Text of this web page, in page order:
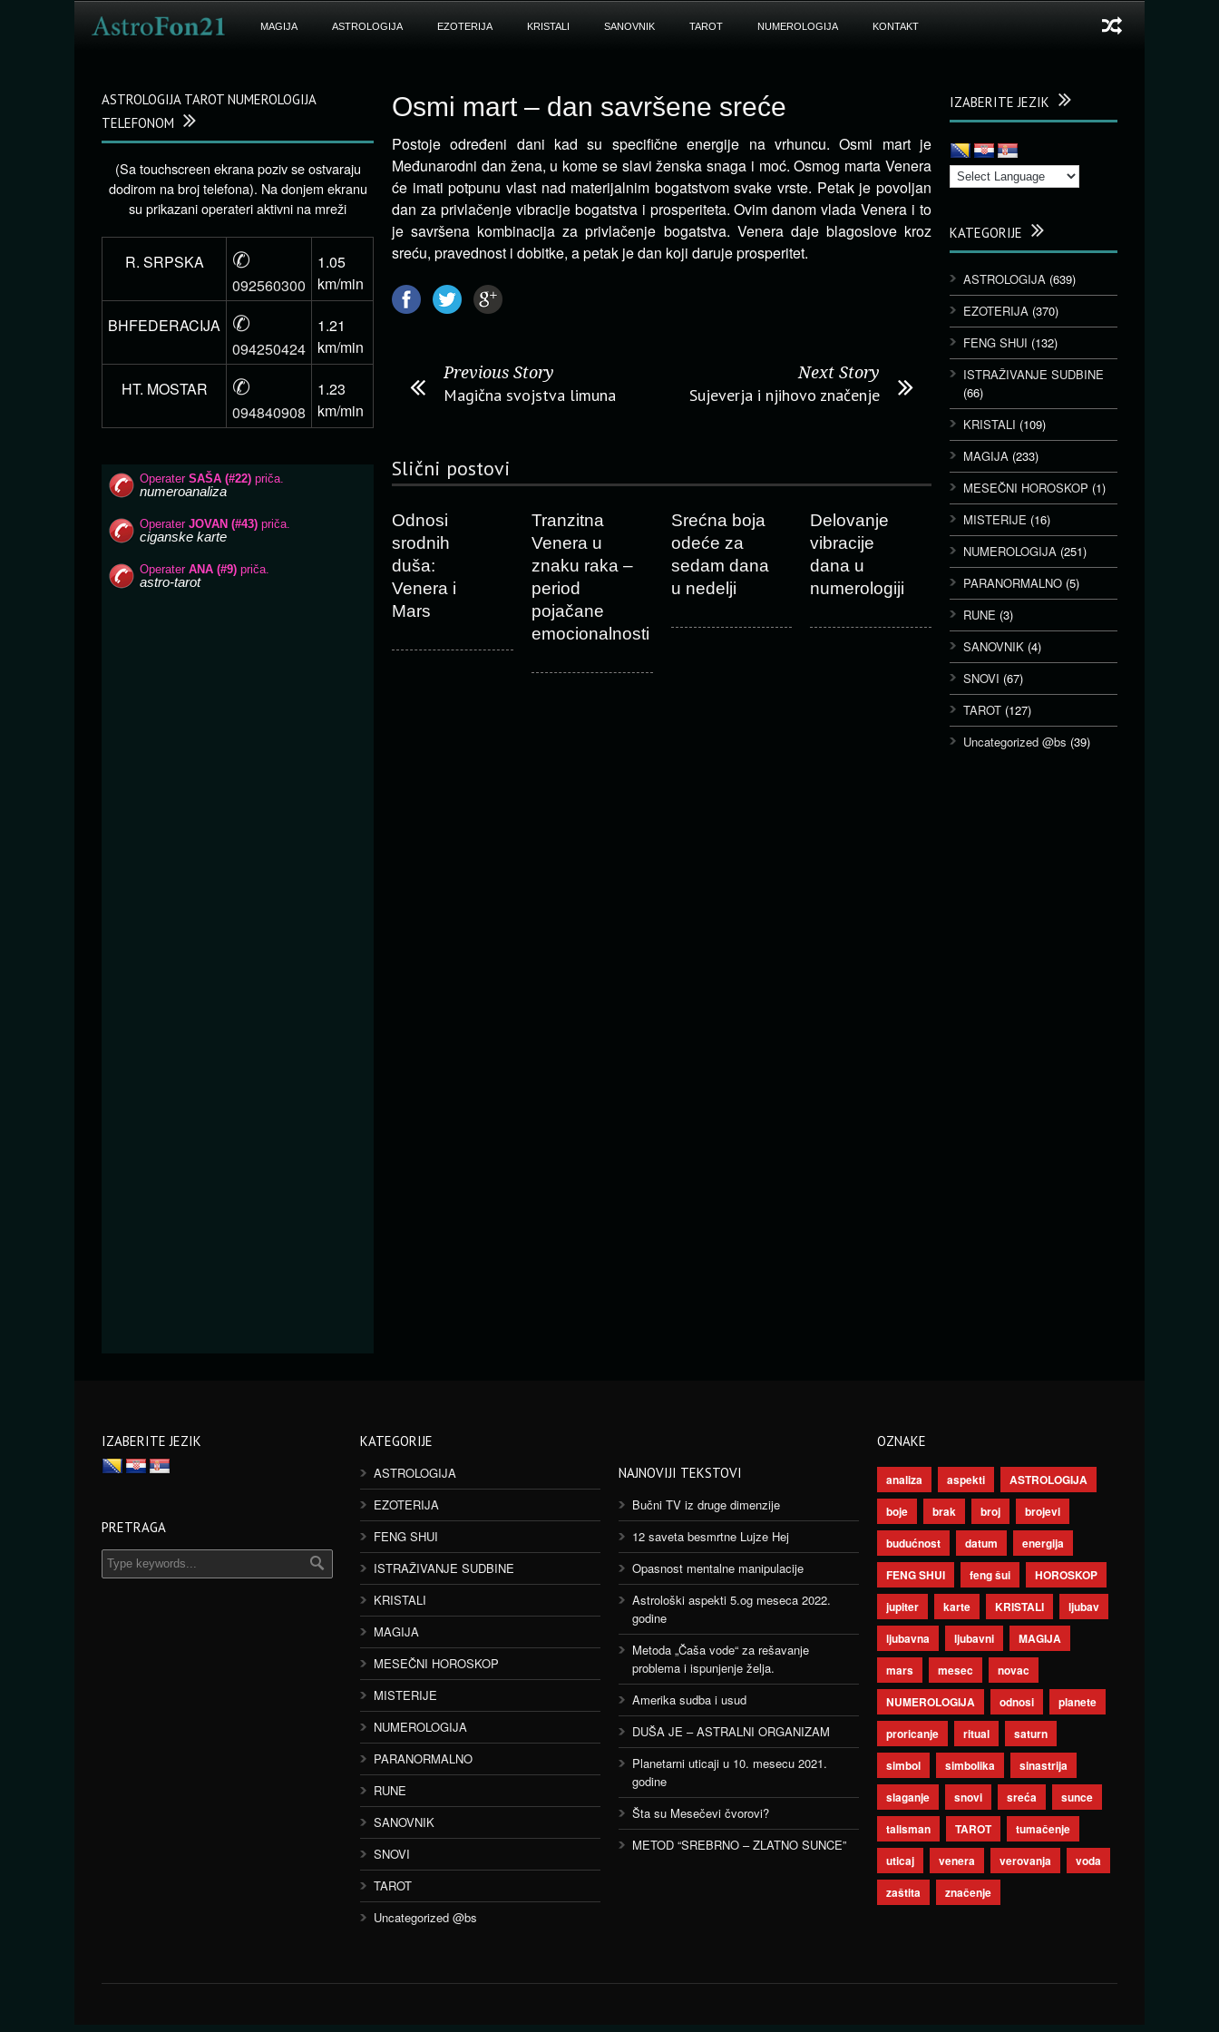
MAGIJA ASTROLOGIJA EZOTERIJA KRISTALI SANOVNIK TAROT NUMEROLOGIJA KONTAKT
Osmi mart – dan savršene sreće
Postoje određeni dani kad su specifične energije na vrhuncu. Osmi mart je
Međunarodni dan žena, u kome se slavi ženska snaga i moć. Osmog marta Venera
će imati potpunu vlast nad materijalnim bogatstvom svake vrste. Petak je povoljan
dan za privlačenje vibracije bogatstva i prosperiteta. Ovim danom vlada Venera i to
je savršena kombinacija za privlačenje bogatstva. Venera daje blagoslove kroz
sreću, pravednost i dobitke, a petak je dan koji daruje prosperitet.
Previous Story
Magična svojstva limuna
Next Story
Sujeverja i njihovo značenje
Slični postovi
Odnosi
srodnih
duša:
Venera i
Mars
Tranzitna
Venera u
znaku raka –
period
pojačane
emocionalnosti
Srećna boja
odeće za
sedam dana
u nedelji
Delovanje
vibracije
dana u
numerologiji
IZABERITE JEZIK
KATEGORIJE
ASTROLOGIJA (639)
EZOTERIJA (370)
FENG SHUI (132)
ISTRAŽIVANJE SUDBINE
(66)
KRISTALI (109)
MAGIJA (233)
MESEČNI HOROSKOP (1)
MISTERIJE (16)
NUMEROLOGIJA (251)
PARANORMALNO (5)
RUNE (3)
SANOVNIK (4)
SNOVI (67)
TAROT (127)
Uncategorized @bs (39)
ASTROLOGIJA TAROT NUMEROLOGIJA
TELEFONOM
(Sa touchscreen ekrana poziv se ostvaraju
dodirom na broj telefona). Na donjem ekranu
su prikazani operateri aktivni na mreži
R. SRPSKA ✆
092560300
1.05
km/min
BHFEDERACIJA
✆
094250424
1.21
km/min
HT. MOSTAR
✆
094840908
1.23
km/min
IZABERITE JEZIK
PRETRAGA
KATEGORIJE
ASTROLOGIJA
EZOTERIJA
FENG SHUI
ISTRAŽIVANJE SUDBINE
KRISTALI
MAGIJA
MESEČNI HOROSKOP
MISTERIJE
NUMEROLOGIJA
PARANORMALNO
RUNE
SANOVNIK
SNOVI
TAROT
Uncategorized @bs
NAJNOVIJI TEKSTOVI
Bučni TV iz druge dimenzije
12 saveta besmrtne Lujze Hej
Opasnost mentalne manipulacije
Astrološki aspekti 5.og meseca 2022.
godine
Metoda „Čaša vode“ za rešavanje
problema i ispunjenje želja.
Amerika sudba i usud
DUŠA JE – ASTRALNI ORGANIZAM
Planetarni uticaji u 10. mesecu 2021.
godine
Šta su Mesečevi čvorovi?
METOD “SREBRNO – ZLATNO SUNCE”
OZNAKE
analiza aspekti
ASTROLOGIJA
boje
brak broj
brojevi
budućnost
datum
energija
FENG SHUI
feng šui
HOROSKOP
jupiter
karte KRISTALI
ljubav
ljubavna
ljubavni
MAGIJA
mars
mesec
novac
NUMEROLOGIJA
odnosi
planete
proricanje
ritual
saturn
simbol
simbolika
sinastrija
slaganje
snovi sreća
sunce
talisman
TAROT
tumačenje
uticaj
venera verovanja
voda
zaštita
značenje